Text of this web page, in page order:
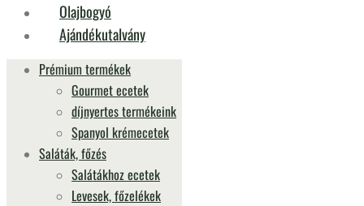
Olajbogyó
Ajándékutalvány
Prémium termékek
Gourmet ecetek
díjnyertes termékeink
Spanyol krémecetek
Saláták, főzés
Salátákhoz ecetek
Levesek, főzelékek